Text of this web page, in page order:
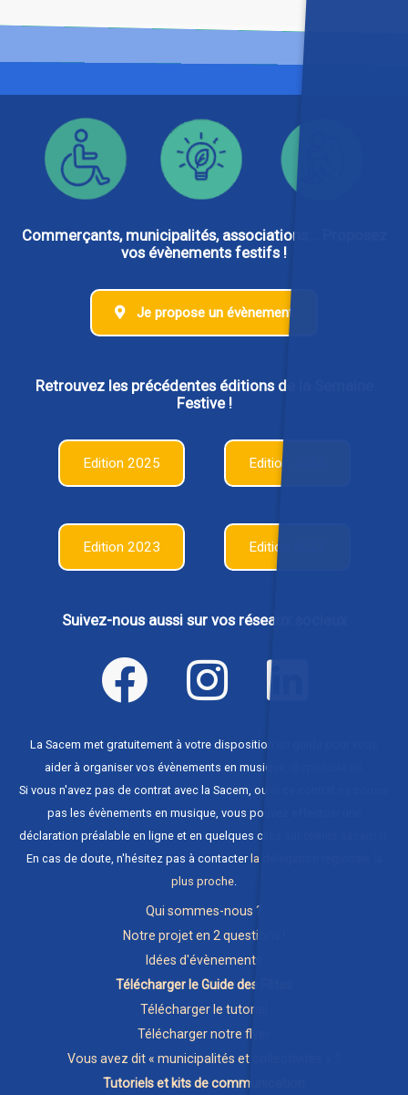
Commerçants, municipalités, associations... Proposez
vos évènements festifs !
Je propose un évènement
Retrouvez les précédentes éditions de la Semaine
Festive !
Edition 2025 Edition 2024
Edition 2023 Edition 2022
Suivez-nous aussi sur vos réseaux sociaux
La Sacem met gratuitement à votre disposition un guide pour vous
aider à organiser vos évènements en musique,
Si vous n'avez pas de contrat avec la Sacem, ou si ce contrat ne couvre
pas les évènements en musique, vous pouvez effectuer une
déclaration préalable en ligne et en quelques clics sur
En cas de doute, n'hésitez pas à contacterla délégation régionale la
plus proche
Qui sommes-nous ?
Notre projet en 2 questions !
Idées d'évènements
Télécharger le Guide des Fêtes
Télécharger le tutoriel
Télécharger notre flyer
Vous avez dit « municipalités et collectivités » ?
Tutoriels et kits de communication